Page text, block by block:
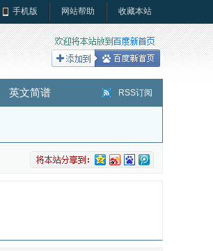
手机版 网站帮助 收藏本站
英文简谱 RSS订阅